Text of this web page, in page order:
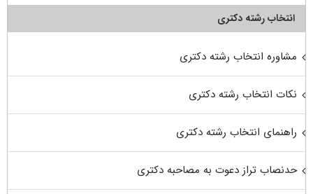
انتخاب رشته دکتری
مشاوره انتخاب رشته دکتری
نکات انتخاب رشته دکتری
راهنمای انتخاب رشته دکتری
حدنصاب تراز دعوت به مصاحبه دکتری